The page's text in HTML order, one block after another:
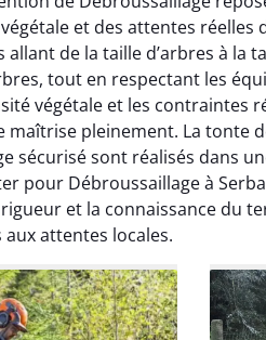
et des attentes réelles
de la taille d’arbres à la
tout en respectant les
végétale et les contraintes
pleinement. La tonte
sécurisé sont réalisés dans
pour Débroussaillage à
et la connaissance du
attentes locales.
Vasseur
12 juillet 2025
rapide et très
pour
de mes arbres. Le
est propre, sécurisé et
réalisé. Je
sans hésiter.